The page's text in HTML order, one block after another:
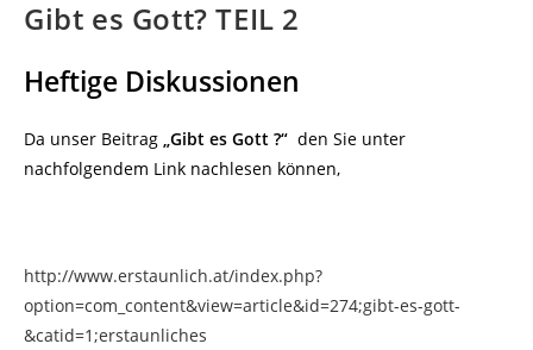
Gibt es Gott? TEIL 2
Heftige Diskussionen
Da unser Beitrag „Gibt es Gott ?“ den Sie unter
nachfolgendem Link nachlesen können,
http://www.erstaunlich.at/index.php?
option=com_content&view=article&id=274;gibt-es-gott-
&catid=1;erstaunliches